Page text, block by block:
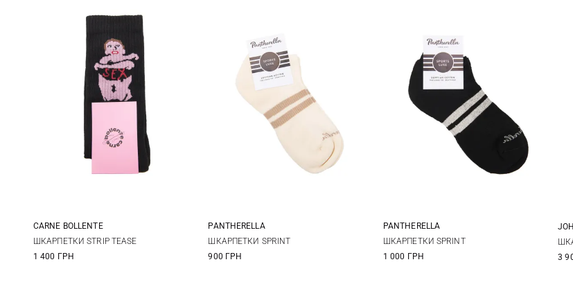
42/46
CARNE BOLLENTE
ШКАРПЕТКИ STRIP TEASE
1 400 ГРН
S M
PANTHERELLA
ШКАРПЕТКИ SPRINT
900 ГРН
S M
PANTHERELLA
ШКАРПЕТКИ SPRINT
1 000 ГРН
3